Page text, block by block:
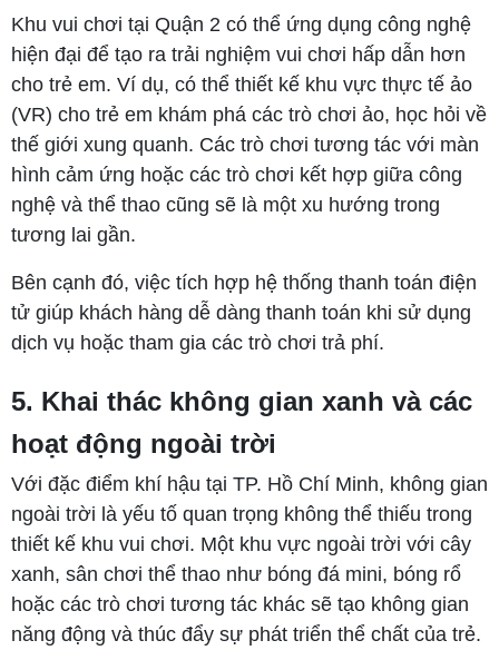
Khu vui chơi tại Quận 2 có thể ứng dụng công nghệ
hiện đại để tạo ra trải nghiệm vui chơi hấp dẫn hơn
cho trẻ em. Ví dụ, có thể thiết kế khu vực thực tế ảo
(VR) cho trẻ em khám phá các trò chơi ảo, học hỏi về
thế giới xung quanh. Các trò chơi tương tác với màn
hình cảm ứng hoặc các trò chơi kết hợp giữa công
nghệ và thể thao cũng sẽ là một xu hướng trong
tương lai gần.
Bên cạnh đó, việc tích hợp hệ thống thanh toán điện
tử giúp khách hàng dễ dàng thanh toán khi sử dụng
dịch vụ hoặc tham gia các trò chơi trả phí.
5. Khai thác không gian xanh và các
hoạt động ngoài trời
Với đặc điểm khí hậu tại TP. Hồ Chí Minh, không gian
ngoài trời là yếu tố quan trọng không thể thiếu trong
thiết kế khu vui chơi. Một khu vực ngoài trời với cây
xanh, sân chơi thể thao như bóng đá mini, bóng rổ
hoặc các trò chơi tương tác khác sẽ tạo không gian
năng động và thúc đẩy sự phát triển thể chất của trẻ.